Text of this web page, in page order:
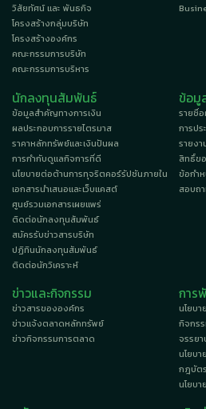
วิสัยทัศน์ และ พันธกิจ
โครงสร้างกลุ่มบริษัท
โครงสร้างองค์กร
คณะกรรมการบริษัท
คณะกรรมการบริหาร
นักลงทุนสัมพันธ์
ข้อมูลสำคัญทางการเงิน
ผลประกอบการรายไตรมาส
ราคาหลักทรัพย์และเงินปันผล
การกำกับดูแลกิจการที่ดี
นโยบายต่อต้านการทุจริตคอร์รัปชันภายใน
เอกสารนำเสนอและเว็บแคสต์
ศูนย์รวมเอกสารเผยแพร่
ติดต่อนักลงทุนสัมพันธ์
สมัครรับข่าวสารบริษัท
ปฏิทินนักลงทุนสัมพันธ์
ติดต่อนักวิเคราะห์
ข้อมู
รายชื่
การป
รายงา
สิทธิ์ข
ข้อกำ
สอบถ
ข่าวและกิจกรรม
ข่าวสารขององค์กร
ข่าวแจ้งตลาดหลักทรัพย์
ข่าวกิจกรรมการตลาด
การ
นโยบ
กิจกร
จรรย
นโยบ
กฎบัต
นโยบา